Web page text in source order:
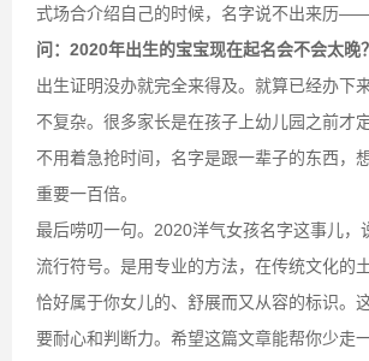
式场合介绍自己的时候，名字说不出来历——
问：2020年出生的宝宝现在起名会不会太晚？
出生证明没办就完全来得及。就算已经办下
不复杂。很多家长是在孩子上幼儿园之前才
不用着急抢时间，名字是跟一辈子的东西，
重要一百倍。
最后唠叨一句。2020洋气女孩名字这事儿，
流行符号。是用专业的方法，在传统文化的
恰好属于你女儿的、舒展而又从容的标识。
要耐心和判断力。希望这篇文章能帮你少走一